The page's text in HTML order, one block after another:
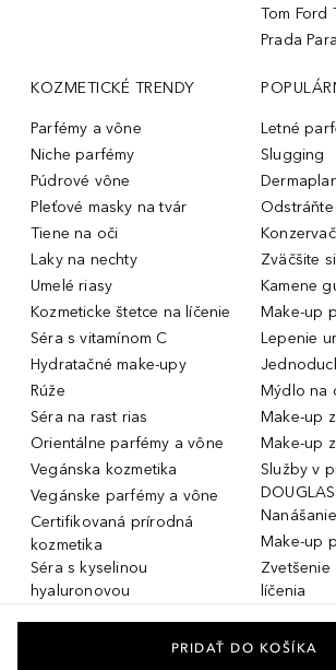
Tom Ford
Prada
KOZMETICKÉ TRENDY
Parfémy a vône
Niche parfémy
Púdrové vône
Pleťové masky na tvár
Tiene na oči
Laky na nechty
Umelé riasy
Kozmeticke štetce na líčenie
Séra s vitamínom C
Hydratačné make-upy
Rúže
Séra na rast rias
Orientálne parfémy a vône
Vegánska kozmetika
Vegánske parfémy a vône
Certifikovaná prírodná
kozmetika
Séra s kyselinou
hyaluronovou
Pánske parfémy a vône
Letné
Slugging
Zväčšite
Kamene
Make-up
Lepenie
Mýdlo na
Make-up
Make-up
Služby v
DOUGLAS
Make-up
líčenia
Make-up
PRIDAŤ DO KOŠÍKA